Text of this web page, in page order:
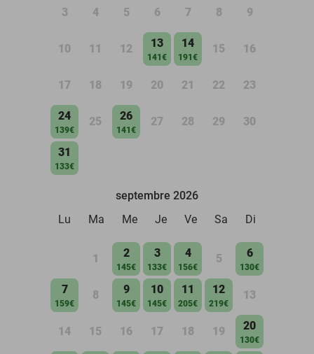
3 4 5 6 7 8 9
10 11 12 13
141€
14
191€
15 16
17 18 19 20 21 22 23
24
139€
25 26
141€
27 28 29 30
31
133€
septembre 2026
Lu
Ma Me Je Ve Sa Di
1 2
145€
3
133€
4
156€
5 6
130€
7
159€
8 9
145€
10
145€
11
205€
12
219€
13
14 15 16 17 18 19 20
130€